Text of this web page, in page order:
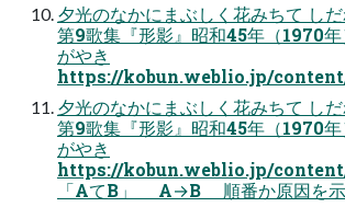
夕光のなかにまぶしく花みちて し
第9歌集『形影』昭和45年（1970
がやき
https://kobun.weblio.jp/content/
夕光のなかにまぶしく花みちて し
第9歌集『形影』昭和45年（1970
がやき
https://kobun.weblio.jp/content/
「AてB」 A→B 順番か原因を